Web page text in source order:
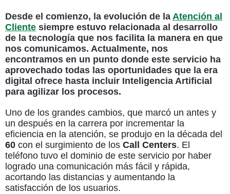
Desde el comienzo, la evolución de la Atención al
Cliente siempre estuvo relacionada al desarrollo
de la tecnología que nos facilita la manera en que
nos comunicamos. Actualmente, nos
encontramos en un punto donde este servicio ha
aprovechado todas las oportunidades que la era
digital ofrece hasta incluir Inteligencia Artificial
para agilizar los procesos.
Uno de los grandes cambios, que marcó un antes y
un después en la carrera por incrementar la
eficiencia en la atención, se produjo en la década del
60 con el surgimiento de los Call Centers. El
teléfono tuvo el dominio de este servicio por haber
logrado una comunicación más fácil y rápida,
acortando las distancias y aumentando la
satisfacción de los usuarios.